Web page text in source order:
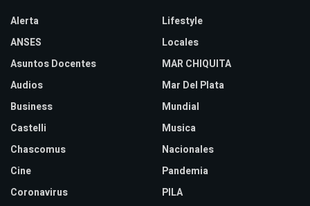
Alerta
ANSES
Asuntos Docentes
Audios
Business
Castelli
Chascomus
Cine
Coronavirus
Lifestyle
Locales
MAR CHIQUITA
Mar Del Plata
Mundial
Musica
Nacionales
Pandemia
PILA